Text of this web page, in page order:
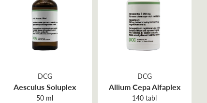
DCG
Aesculus Soluplex
50 ml
DCG
Allium Cepa Alfaplex
140 tabl